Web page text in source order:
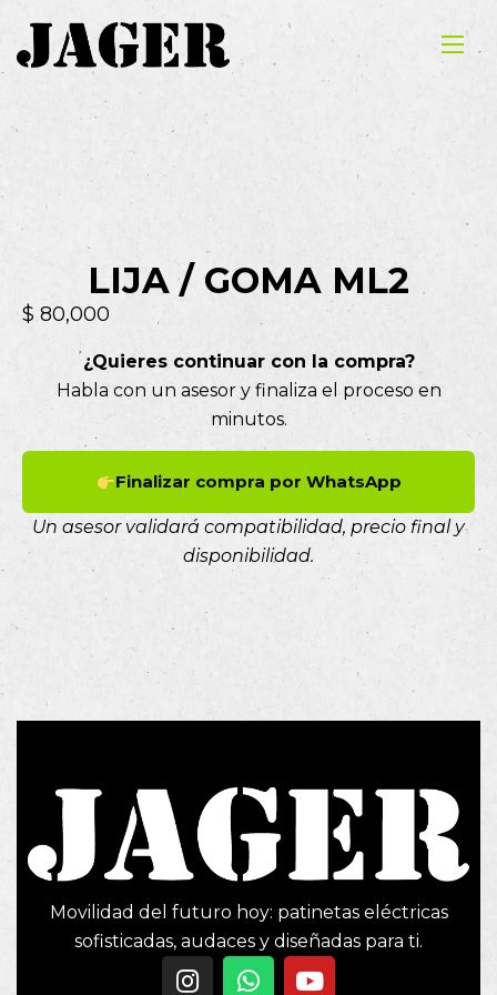
LIJA / GOMA ML2
$ 80,000
¿Quieres continuar con la compra?
Habla con un asesor y finaliza el proceso en
minutos.
Finalizar compra por WhatsApp
Un asesor validará compatibilidad, precio final y
disponibilidad.
Movilidad del futuro hoy: patinetas eléctricas
sofisticadas, audaces y diseñadas para ti.